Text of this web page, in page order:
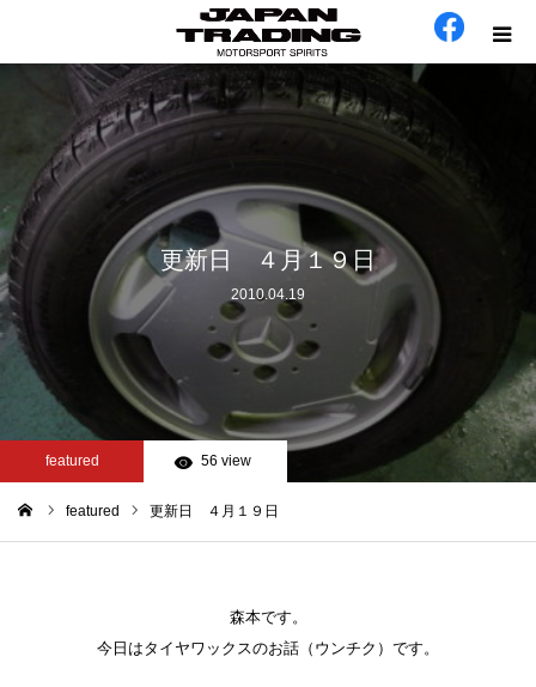
更新日 ４月１９日
2010.04.19
featured 56 view
featured 更新日 ４月１９日
森本です。
今日はタイヤワックスのお話（ウンチク）です。
ホーム
在庫車
会社概要
カテゴリー
工場日誌
お問い合わせ